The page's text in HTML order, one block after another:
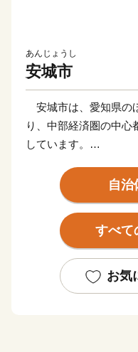
あんじょうし
安城市
安城市は、愛知県の
り、中部経済圏の中心
しています。
ンマーク」と呼ばれ、
市として発展してきま
なかでもイチジクは全
た、地理的にも恵まれ
り、今では都市と田園
います。
自治
すべて
お気